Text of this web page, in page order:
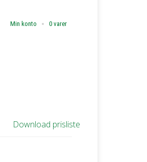
Min konto 0 varer
Download prisliste